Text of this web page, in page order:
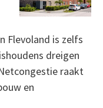
Flevoland is zelfs
dreigen
raakt
en